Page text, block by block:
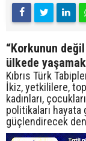
“Korkunun
ülkede
Kıbrıs Türk
İkiz, yetkililere,
kadınları,
politikaları
güçlendirecek